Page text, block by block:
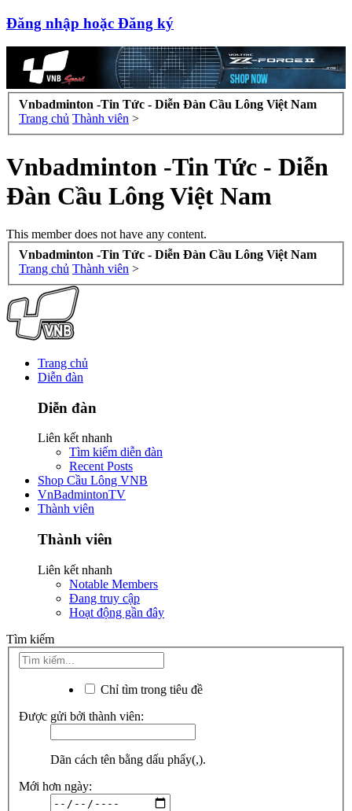
Đăng nhập hoặc Đăng ký
Vnbadminton -Tin Tức - Diễn Đàn Cầu Lông Việt Nam
Trang chủ Thành viên >
Vnbadminton -Tin Tức - Diễn
Đàn Cầu Lông Việt Nam
This member does not have any content.
Vnbadminton -Tin Tức - Diễn Đàn Cầu Lông Việt Nam
Trang chủ Thành viên >
Trang chủ
Diễn đàn
Diễn đàn
Liên kết nhanh
Tìm kiếm diễn đàn
Recent Posts
Shop Cầu Lông VNB
VnBadmintonTV
Thành viên
Thành viên
Liên kết nhanh
Notable Members
Đang truy cập
Hoạt động gần đây
Tìm kiếm
Chỉ tìm trong tiêu đề
Được gửi bởi thành viên:
Dãn cách tên bằng dấu phẩy(,).
Mới hơn ngày: